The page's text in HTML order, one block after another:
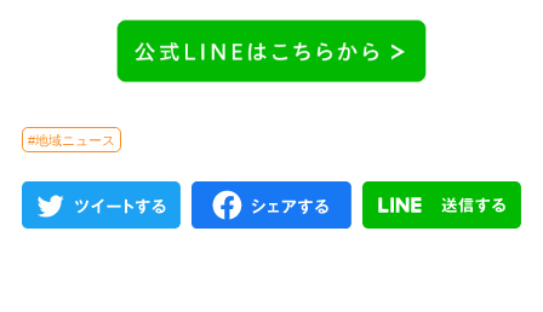
#地域ニュース